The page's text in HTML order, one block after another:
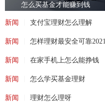
怎么买基金才能赚到钱
新闻 支付宝理财怎么理解
新闻 怎样理财最安全可靠2021
新闻 在家手机上怎么能挣钱
新闻 怎么学买基金理财
新闻 理财怎么理呀